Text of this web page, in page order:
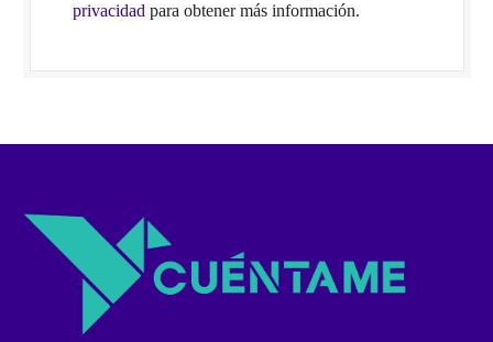
privacidad para obtener más información.